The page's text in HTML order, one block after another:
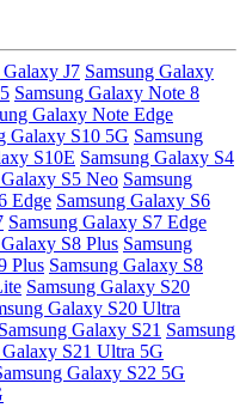
Galaxy J7 Samsung Galaxy
Samsung Galaxy Note 8
Galaxy Note Edge
Galaxy S10 5G Samsung
S10E Samsung Galaxy S4
S5 Neo Samsung
Edge Samsung Galaxy S6
Samsung Galaxy S7 Edge
S8 Plus Samsung
Plus Samsung Galaxy S8
Samsung Galaxy S20
Galaxy S20 Ultra
Samsung Galaxy S21 Samsung
Galaxy S21 Ultra 5G
Galaxy S22 5G